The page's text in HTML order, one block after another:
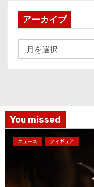
アーカイブ
ー
You missed
ニュース フィギュア